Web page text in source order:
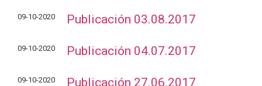
09-10-2020 Publicación 03.08.2017
09-10-2020 Publicación 04.07.2017
09-10-2020 Publicación 27.06.2017